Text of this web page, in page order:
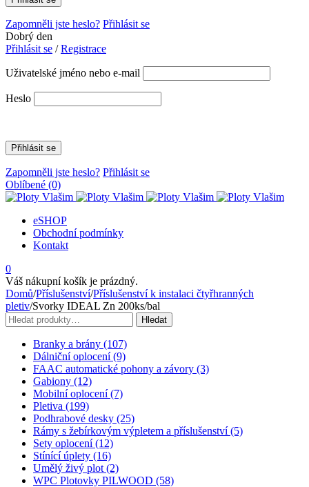
Zapomněli jste heslo? Přihlásit se
Dobrý den
Přihlásit se /Registrace
Uživatelské jméno nebo e-mail
Heslo
Zapomněli jste heslo? Přihlásit se
Oblíbené (0)
eSHOP
Obchodní podmínky
Kontakt
0
Váš nákupní košík je prázdný.
Domů/Příslušenství/Příslušenství k instalaci čtyřhranných
pletiv/Svorky IDEAL Zn 200ks/bal
Hledat:
Hledat
Branky a brány (107)
Dálniční oplocení (9)
FAAC automatické pohony a závory (3)
Gabiony (12)
Mobilní oplocení (7)
Pletiva (199)
Podhrabové desky (25)
Rámy s žebírkovým výpletem a příslušenství (5)
Sety oplocení (12)
Stínící úplety (16)
Umělý živý plot (2)
WPC Plotovky PILWOOD (58)